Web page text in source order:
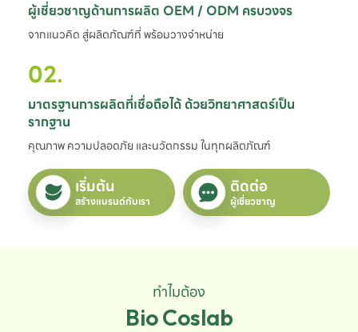
ผู้เชี่ยวชาญด้านการผลิต OEM / ODM ครบวงจร
จากแนวคิด สู่ผลิตภัณฑ์ที่ พร้อมวางจำหน่าย
02.
มาตรฐานการผลิตที่เชื่อถือได้ ด้วยวิทยาศาสตร์เป็น
รากฐาน
คุณภาพ ความปลอดภัย และนวัตกรรม ในทุกผลิตภัณฑ์
เริ่มต้น
สร้างแบรนด์กับเรา
ติดต่อ
ผู้เชี่ยวชาญ
ทำไมต้อง
Bio Coslab